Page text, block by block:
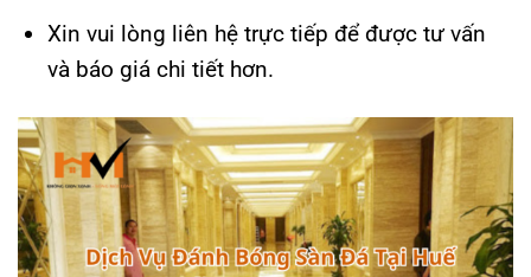
Xin vui lòng liên hệ trực tiếp để được tư vấn
và báo giá chi tiết hơn.